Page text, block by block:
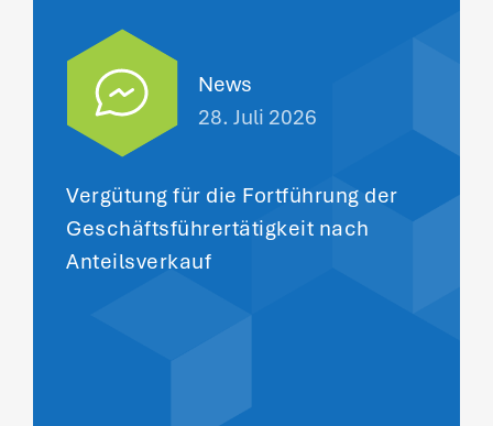
News
28. Juli 2026
Vergütung für die Fortführung der
Geschäftsführertätigkeit nach
Anteilsverkauf